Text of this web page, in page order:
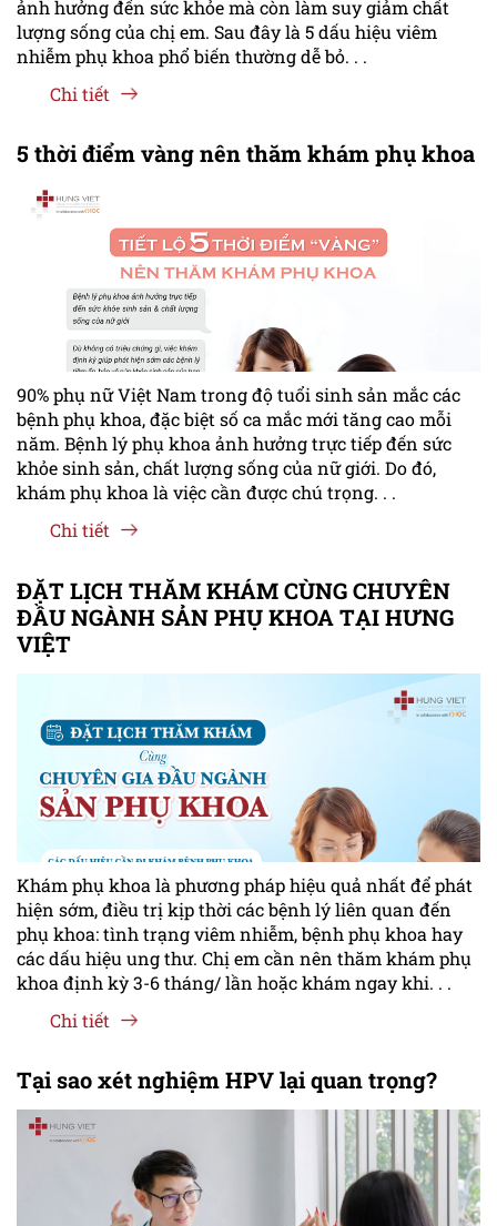
ảnh hưởng đến sức khỏe mà còn làm suy giảm chất
lượng sống của chị em. Sau đây là 5 dấu hiệu viêm
nhiễm phụ khoa phổ biến thường dễ bỏ. . .
Chi tiết
5 thời điểm vàng nên thăm khám phụ khoa
90% phụ nữ Việt Nam trong độ tuổi sinh sản mắc các
bệnh phụ khoa, đặc biệt số ca mắc mới tăng cao mỗi
năm. Bệnh lý phụ khoa ảnh hưởng trực tiếp đến sức
khỏe sinh sản, chất lượng sống của nữ giới. Do đó,
khám phụ khoa là việc cần được chú trọng. . .
Chi tiết
ĐẶT LỊCH THĂM KHÁM CÙNG CHUYÊN
ĐẦU NGÀNH SẢN PHỤ KHOA TẠI HƯNG
VIỆT
Khám phụ khoa là phương pháp hiệu quả nhất để phát
hiện sớm, điều trị kịp thời các bệnh lý liên quan đến
phụ khoa: tình trạng viêm nhiễm, bệnh phụ khoa hay
các dấu hiệu ung thư. Chị em cần nên thăm khám phụ
khoa định kỳ 3-6 tháng/ lần hoặc khám ngay khi. . .
Chi tiết
Tại sao xét nghiệm HPV lại quan trọng?